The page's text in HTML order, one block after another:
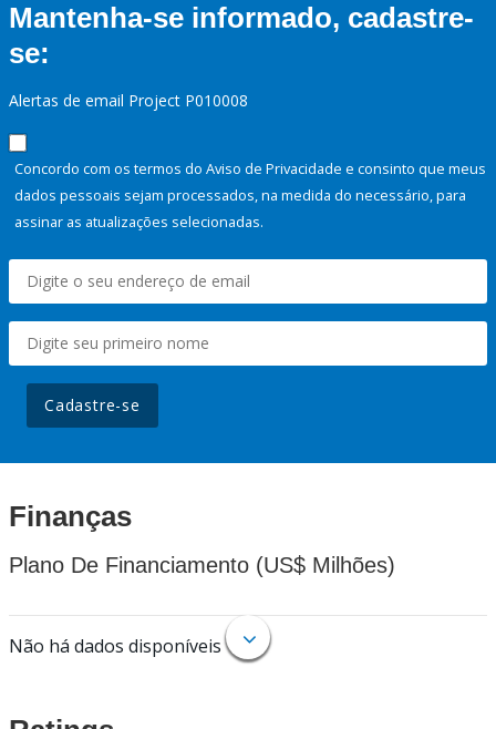
Mantenha-se informado, cadastre-
se:
Alertas de email Project P010008
Concordo com os termos do Aviso de Privacidade e consinto que meus
dados pessoais sejam processados, na medida do necessário, para
assinar as atualizações selecionadas.
Cadastre-se
Finanças
Plano De Financiamento (US$ Milhões)
Não há dados disponíveis